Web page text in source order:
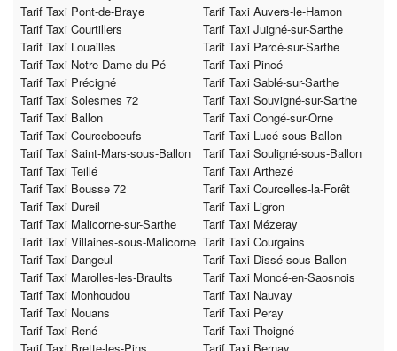
Tarif Taxi Pont-de-Braye
Tarif Taxi Auvers-le-Hamon
Tarif Taxi Courtillers
Tarif Taxi Juigné-sur-Sarthe
Tarif Taxi Louailles
Tarif Taxi Parcé-sur-Sarthe
Tarif Taxi Notre-Dame-du-Pé
Tarif Taxi Pincé
Tarif Taxi Précigné
Tarif Taxi Sablé-sur-Sarthe
Tarif Taxi Solesmes 72
Tarif Taxi Souvigné-sur-Sarthe
Tarif Taxi Ballon
Tarif Taxi Congé-sur-Orne
Tarif Taxi Courceboeufs
Tarif Taxi Lucé-sous-Ballon
Tarif Taxi Saint-Mars-sous-Ballon
Tarif Taxi Souligné-sous-Ballon
Tarif Taxi Teillé
Tarif Taxi Arthezé
Tarif Taxi Bousse 72
Tarif Taxi Courcelles-la-Forêt
Tarif Taxi Dureil
Tarif Taxi Ligron
Tarif Taxi Malicorne-sur-Sarthe
Tarif Taxi Mézeray
Tarif Taxi Villaines-sous-Malicorne Tarif Taxi Courgains
Tarif Taxi Dangeul
Tarif Taxi Dissé-sous-Ballon
Tarif Taxi Marolles-les-Braults
Tarif Taxi Moncé-en-Saosnois
Tarif Taxi Monhoudou
Tarif Taxi Nauvay
Tarif Taxi Nouans
Tarif Taxi Peray
Tarif Taxi René
Tarif Taxi Thoigné